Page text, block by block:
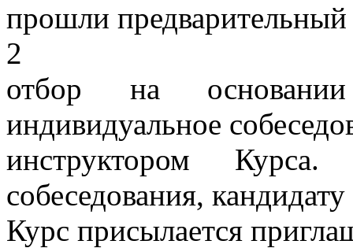
прошли предварительный
2
отбор на
индивидуальное
инструктором
собеседования,
Курс присылается